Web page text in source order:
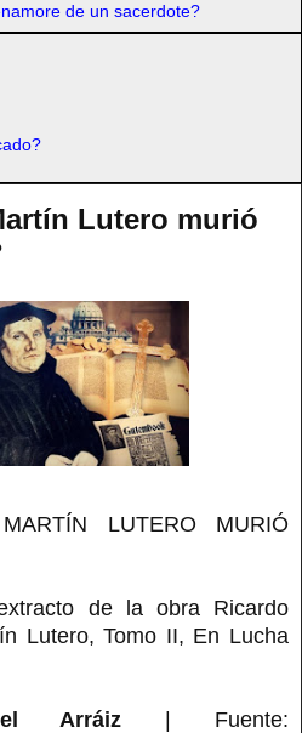
de un sacerdote?
Lutero murió
LUTERO MURIÓ
de la obra Ricardo
Lutero, Tomo II, En Lucha
Arráiz | Fuente: